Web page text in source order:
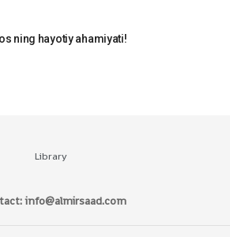
ning hayotiy ahamiyati!
Library
info@almirsaad.com